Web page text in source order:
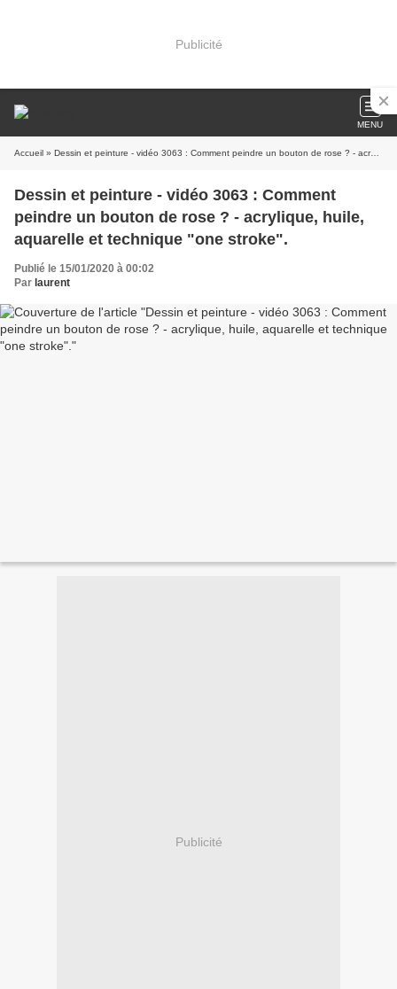
Publicité
MENU
Accueil » Dessin et peinture - vidéo 3063 : Comment peindre un bouton de rose ? - acrylique, huile, aquarelle et technique "one stroke".
Dessin et peinture - vidéo 3063 : Comment
peindre un bouton de rose ? - acrylique, huile,
aquarelle et technique "one stroke".
Publié le 15/01/2020 à 00:02
Par laurent
Publicité